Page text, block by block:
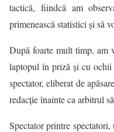
tactică, fiindcă am
primenească statistici şi să
După foarte mult timp, am
laptopul în priză şi cu
spectator, eliberat de
redacţie înainte ca arbitrul
Spectator printre